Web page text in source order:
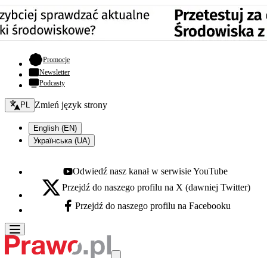
Promocje- otwiera się w nowej karcie
Newsletter
Podcasty
Zmień język - bieżący:
PL Zmień język strony
English (EN)
Українська (UA)
Youtube - otwiera się w nowej karcie
Odwiedź nasz kanał w serwisie YouTube
X - otwiera się w nowej karcie
Przejdź do naszego profilu na X (dawniej Twitter)
Facebook - otwiera się w nowej karcie
Przejdź do naszego profilu na Facebooku